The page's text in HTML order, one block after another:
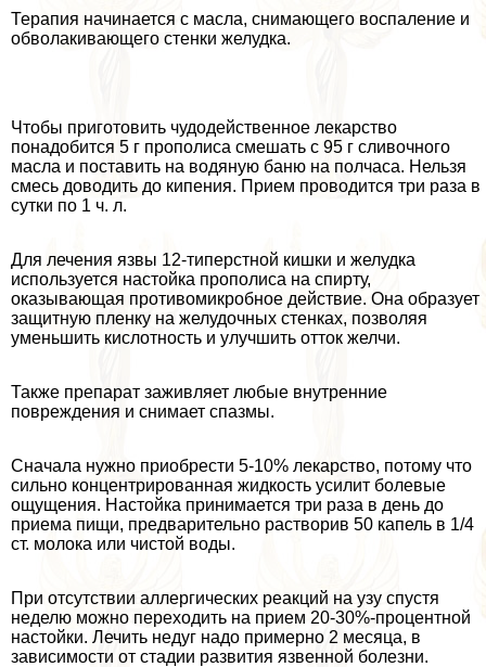
Терапия начинается с масла, снимающего воспаление и
обволакивающего стенки желудка.
Чтобы приготовить чудодейственное лекарство
понадобится 5 г прополиса смешать с 95 г сливочного
масла и поставить на водяную баню на полчаса. Нельзя
смесь доводить до кипения. Прием проводится три раза в
сутки по 1 ч. л.
Для лечения язвы 12-типерстной кишки и желудка
используется настойка прополиса на спирту,
оказывающая противомикробное действие. Она образует
защитную пленку на желудочных стенках, позволяя
уменьшить кислотность и улучшить отток желчи.
Также препарат заживляет любые внутренние
повреждения и снимает спазмы.
Сначала нужно приобрести 5-10% лекарство, потому что
сильно концентрированная жидкость усилит болевые
ощущения. Настойка принимается три раза в день до
приема пищи, предварительно растворив 50 капель в 1/4
ст. молока или чистой воды.
При отсутствии аллергических реакций на узу спустя
неделю можно переходить на прием 20-30%-процентной
настойки. Лечить недуг надо примерно 2 месяца, в
зависимости от стадии развития язвенной болезни.